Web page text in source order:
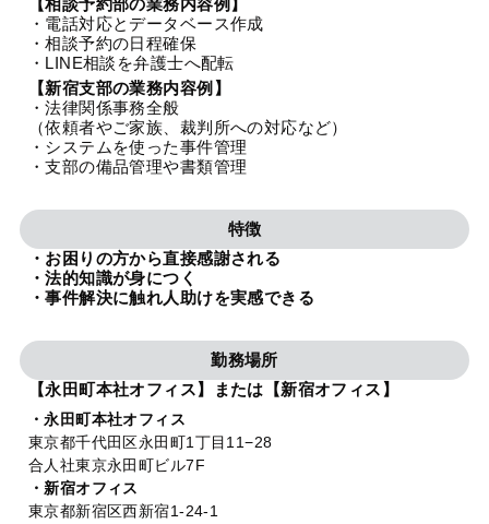
【相談予約部の業務内容例】
・電話対応とデータベース作成
・相談予約の日程確保
・LINE相談を弁護士へ配転
【新宿支部の業務内容例】
・法律関係事務全般
（依頼者やご家族、裁判所への対応など）
・システムを使った事件管理
・支部の備品管理や書類管理
特徴
・お困りの方から直接感謝される
・法的知識が身につく
・事件解決に触れ人助けを実感できる
勤務場所
【永田町本社オフィス】または【新宿オフィス】
・永田町本社オフィス
東京都千代田区永田町1丁目11−28
合人社東京永田町ビル7F
・新宿オフィス
東京都新宿区西新宿1-24-1
法人グループ
プライバシーポリシー 利用規約 内部通報
TikTok受賞 定義集